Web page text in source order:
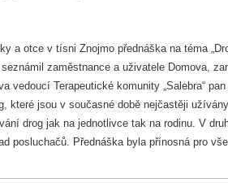
a otce v tísni Znojmo přednáška na téma
zaměstnance a uživatele Domova,
vedoucí Terapeutické komunity „Salebra“
které jsou v současné době nejčastěji
drog jak na jednotlivce tak na rodinu. V
posluchačů. Přednáška byla přínosná pro